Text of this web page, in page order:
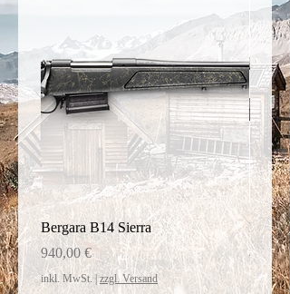
Bergara B14 Sierra
Preis
940,00 €
inkl. MwSt.|zzgl. Versand
Preis
450,20
inkl.